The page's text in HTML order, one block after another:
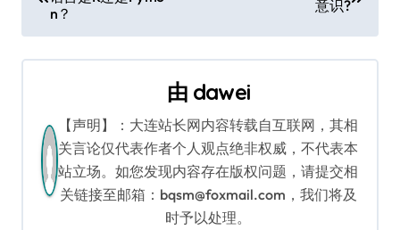
章
导
n？
意识?
由 dawei
【声明】：大连站长网内容转载自互联网，其相
关言论仅代表作者个人观点绝非权威，不代表本
站立场。如您发现内容存在版权问题，请提交相
关链接至邮箱：bqsm@foxmail.com，我们将及
时予以处理。